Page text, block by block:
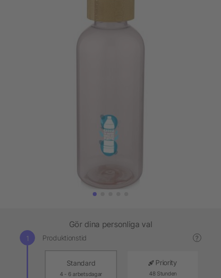
Gör dina personliga val
Produktionstid ?
Standard
4 - 6 arbetsdagar
Priority
48 Stunden